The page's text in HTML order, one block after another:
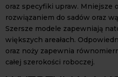
oraz specyfiki upraw. Mniejsze
rozwiązaniem do sadów oraz
Szersze modele zapewniają
większych areałach.
oraz noży zapewnia
całej szerokości roboczej.